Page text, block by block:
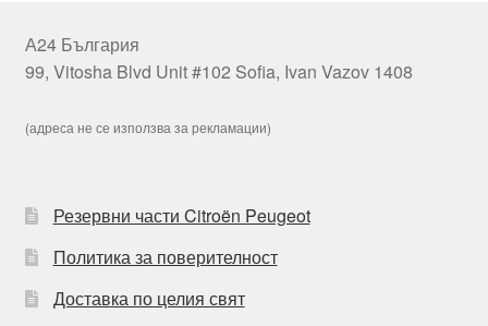
А24 България
99, Vitosha Blvd Unit #102 Sofia, Ivan Vazov 1408
(адреса не се използва за рекламации)
Резервни части Citroën Peugeot
Политика за поверителност
Доставка по целия свят